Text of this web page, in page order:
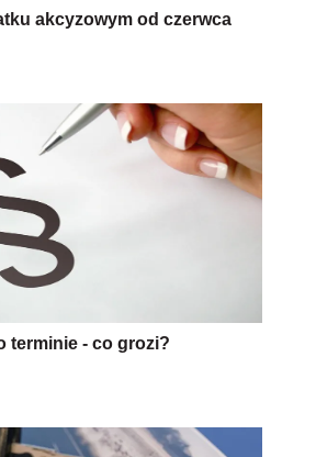
akcyzowym od czerwca
terminie - co grozi?